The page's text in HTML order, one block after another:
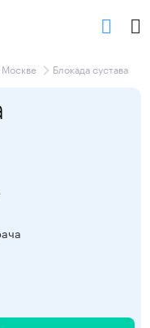
Блокада сустава